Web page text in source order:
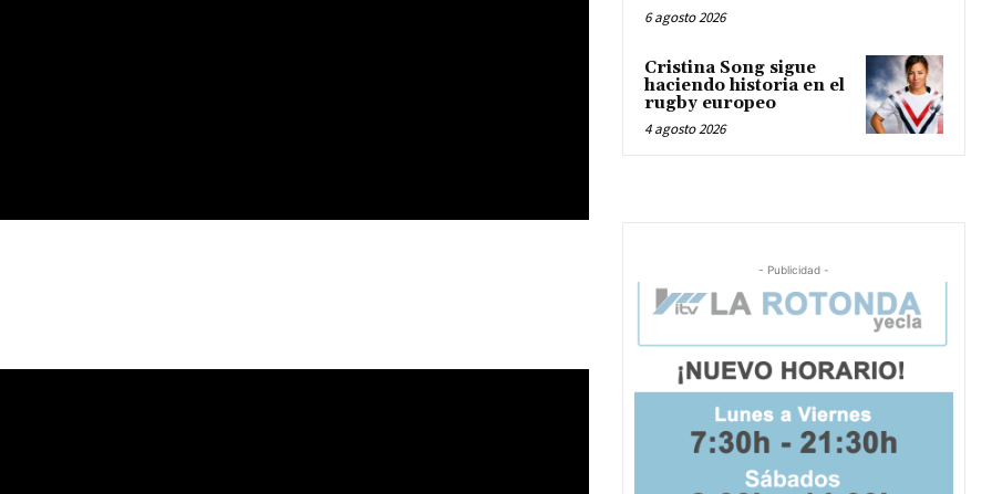
6 agosto 2026
Cristina Song sigue
haciendo historia en el
rugby europeo
4 agosto 2026
- Publicidad -